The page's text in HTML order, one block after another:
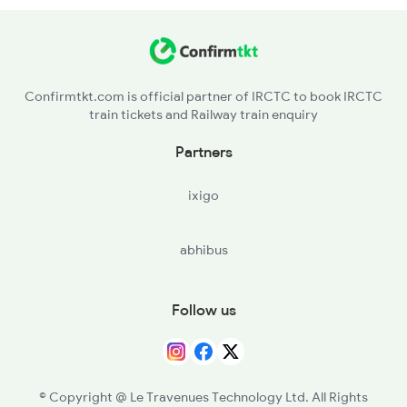
Confirmtkt.com is official partner of IRCTC to book IRCTC
train tickets and Railway train enquiry
Partners
ixigo
abhibus
Follow us
© Copyright @ Le Travenues Technology Ltd. All Rights